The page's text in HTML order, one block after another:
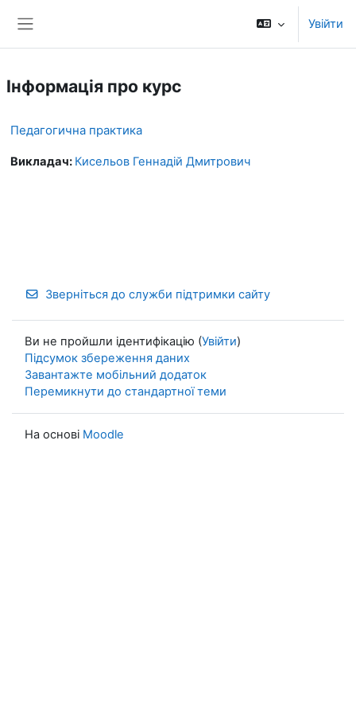
Увійти
Інформація про курс
Педагогична практика
Викладач: Кисельов Геннадій Дмитрович
Зверніться до служби підтримки сайту
Ви не пройшли ідентифікацію (Увійти)
Підсумок збереження даних
Завантажте мобільний додаток
Перемикнути до стандартної теми
На основі Moodle